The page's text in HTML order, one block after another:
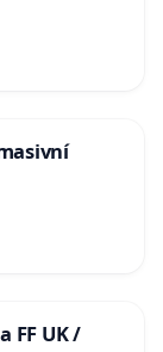
FF UK /